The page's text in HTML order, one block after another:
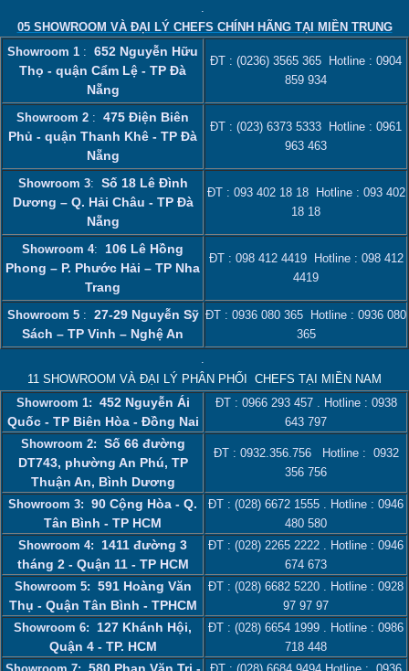
.
05 SHOWROOM VÀ ĐẠI LÝ CHEFS CHÍNH HÃNG TẠI MIỀN TRUNG
Showroom 1 : 652 Nguyễn Hữu
Thọ - quận Cẩm Lệ - TP Đà
Nẵng
ĐT : (0236) 3565 365 Hotline : 0904
859 934
Showroom 2 : 475 Điện Biên
Phủ - quận Thanh Khê - TP Đà
Nẵng
ĐT : (023) 6373 5333 Hotline : 0961
963 463
Showroom 3: Số 18 Lê Đình
Dương – Q. Hải Châu - TP Đà
Nẵng
ĐT : 093 402 18 18Hotline : 093 402
18 18
Showroom 4: 106 Lê Hồng
Phong – P. Phước Hải – TP Nha
Trang
ĐT : 098 412 4419Hotline : 098 412
4419
Showroom 5 : 27-29 Nguyễn Sỹ
Sách – TP Vinh – Nghệ An
ĐT : 0936 080 365 Hotline : 0936 080
365
.
11 SHOWROOM VÀ ĐẠI LÝ PHÂN PHỐI CHEFS TẠI MIỀN NAM
Showroom 1: 452 Nguyễn Ái
Quốc - TP Biên Hòa - Đồng Nai
ĐT : 0966 293 457. Hotline : 0938
643 797
Showroom 2: Số 66 đường
DT743, phường An Phú, TP
Thuận An, Bình Dương
ĐT : 0932.356.756Hotline : 0932
356 756
Showroom 3: 90 Cộng Hòa - Q.
Tân Bình - TP HCM
ĐT : (028) 6672 1555 . Hotline : 0946
480 580
Showroom 4: 1411 đường 3
tháng 2 - Quận 11 - TP HCM
ĐT : (028) 2265 2222 . Hotline : 0946
674 673
Showroom 5: 591 Hoàng Văn
Thụ - Quận Tân Bình - TPHCM
ĐT : (028) 6682 5220 . Hotline : 0928
97 97 97
Showroom 6: 127 Khánh Hội,
Quận 4 - TP. HCM
ĐT : (028) 6654 1999 . Hotline : 0986
718 448